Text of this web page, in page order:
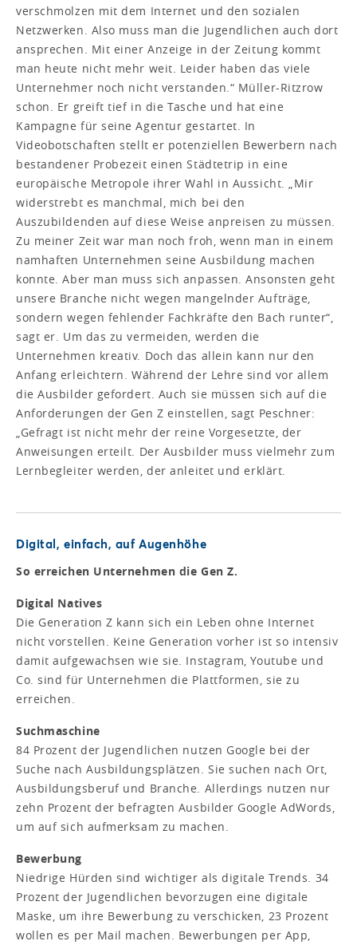
verschmolzen mit dem Internet und den sozialen
Netzwerken. Also muss man die Jugendlichen auch dort
ansprechen. Mit einer Anzeige in der Zeitung kommt
man heute nicht mehr weit. Leider haben das viele
Unternehmer noch nicht verstanden.“ Müller-Ritzrow
schon. Er greift tief in die Tasche und hat eine
Kampagne für seine Agentur gestartet. In
Videobotschaften stellt er potenziellen Bewerbern nach
bestandener Probezeit einen Städtetrip in eine
europäische Metropole ihrer Wahl in Aussicht. „Mir
widerstrebt es manchmal, mich bei den
Auszubildenden auf diese Weise anpreisen zu müssen.
Zu meiner Zeit war man noch froh, wenn man in einem
namhaften Unternehmen seine Ausbildung machen
konnte. Aber man muss sich anpassen. Ansonsten geht
unsere Branche nicht wegen mangelnder Aufträge,
sondern wegen fehlender Fachkräfte den Bach runter“,
sagt er. Um das zu vermeiden, werden die
Unternehmen kreativ. Doch das allein kann nur den
Anfang erleichtern. Während der Lehre sind vor allem
die Ausbilder gefordert. Auch sie müssen sich auf die
Anforderungen der Gen Z einstellen, sagt Peschner:
„Gefragt ist nicht mehr der reine Vorgesetzte, der
Anweisungen erteilt. Der Ausbilder muss vielmehr zum
Lernbegleiter werden, der anleitet und erklärt.
Digital, einfach, auf Augenhöhe
So erreichen Unternehmen die Gen Z.
Digital Natives
Die Generation Z kann sich ein Leben ohne Internet
nicht vorstellen. Keine Generation vorher ist so intensiv
damit aufgewachsen wie sie. Instagram, Youtube und
Co. sind für Unternehmen die Plattformen, sie zu
erreichen.
Suchmaschine
84 Prozent der Jugendlichen nutzen Google bei der
Suche nach Ausbildungsplätzen. Sie suchen nach Ort,
Ausbildungsberuf und Branche. Allerdings nutzen nur
zehn Prozent der befragten Ausbilder Google AdWords,
um auf sich aufmerksam zu machen.
Bewerbung
Niedrige Hürden sind wichtiger als digitale Trends. 34
Prozent der Jugendlichen bevorzugen eine digitale
Maske, um ihre Bewerbung zu verschicken, 23 Prozent
wollen es per Mail machen. Bewerbungen per App,